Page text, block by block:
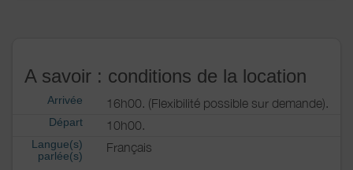
A savoir : conditions de la location
Arrivée 16h00. (Flexibilité possible sur demande).
Départ 10h00.
Langue(s)
parlée(s)
Français